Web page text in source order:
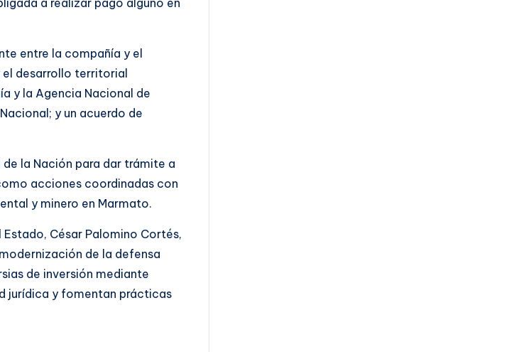
entre la compañía y el
el desarrollo territorial
y la Agencia Nacional de
y un acuerdo de
la Nación para dar trámite a
acciones coordinadas con
y minero en Marmato.
César Palomino Cortés,
de la defensa
de inversión mediante
jurídica y fomentan prácticas